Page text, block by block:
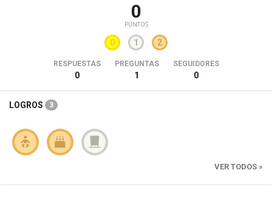
0
PUNTOS
0 1 2
RESPUESTAS
0
PREGUNTAS
1
SEGUIDORES
0
LOGROS 3
VER TODOS »